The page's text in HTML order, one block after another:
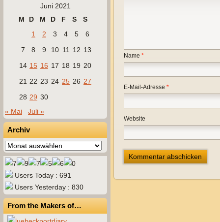
Juni 2021
M
D M D F S
S
1
2 3 4 5
6
7
8 9 10 11 12 13
14 15 16 17 18 19 20
21 22 23 24 25 26 27
28 29 30
« Mai
Juli »
Archiv
Archiv
Users Today : 691
Users Yesterday : 830
From the Makers of…
Name *
E-Mail-Adresse *
Website